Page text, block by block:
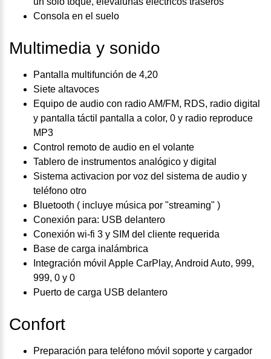
Consola en el suelo
Multimedia y sonido
Pantalla multifunción de 4,20
Siete altavoces
Equipo de audio con radio AM/FM, RDS, radio digital
y pantalla táctil pantalla a color, 0 y radio reproduce
MP3
Control remoto de audio en el volante
Tablero de instrumentos analógico y digital
Sistema activacion por voz del sistema de audio y
teléfono otro
Bluetooth ( incluye música por "streaming" )
Conexión para: USB delantero
Conexión wi-fi 3 y SIM del cliente requerida
Base de carga inalámbrica
Integración móvil Apple CarPlay, Android Auto, 999,
999, 0 y 0
Puerto de carga USB delantero
Confort
Preparación para teléfono móvil soporte y cargador